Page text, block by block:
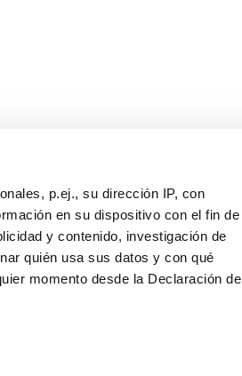
p.ej., su dirección IP, con
en su dispositivo con el fin de
y contenido, investigación de
quién usa sus datos y con qué
momento desde la Declaración de